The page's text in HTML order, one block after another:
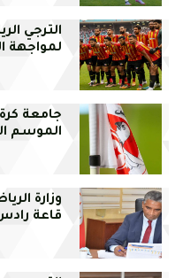
الترجي
لمواجهة
جامعة
الموسم
وزارة
قاعة